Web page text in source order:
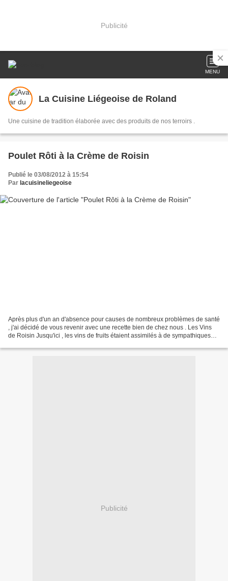
Publicité
MENU
La Cuisine Liégeoise de Roland
Une cuisine de tradition élaborée avec des produits de nos terroirs .
Poulet Rôti à la Crème de Roisin
Publié le 03/08/2012 à 15:54
Par lacuisineliegeoise
Après plus d'un an d'absence pour causes de nombreux problèmes de santé
, j'ai décidé de vous revenir avec une recette bien de chez nous . Les Vins
de Roisin Jusqu'ici , les vins de fruits étaient assimilés à de sympathiques
Publicité